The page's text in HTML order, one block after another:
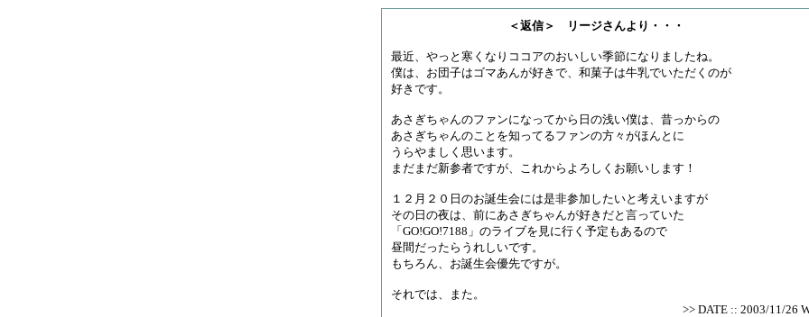
＜返信＞ リージさんより・・・
最近、やっと寒くなりココアのおいしい季節になりましたね。
僕は、お団子はゴマあんが好きで、和菓子は牛乳でいただくのが
好きです。
あさぎちゃんのファンになってから日の浅い僕は、昔っからの
あさぎちゃんのことを知ってるファンの方々がほんとに
うらやましく思います。
まだまだ新参者ですが、これからよろしくお願いします！
１２月２０日のお誕生会には是非参加したいと考えいますが
その日の夜は、前にあさぎちゃんが好きだと言っていた
「GO!GO!7188」のライブを見に行く予定もあるので
昼間だったらうれしいです。
もちろん、お誕生会優先ですが。
それでは、また。
>> DATE :: 2003/11/26